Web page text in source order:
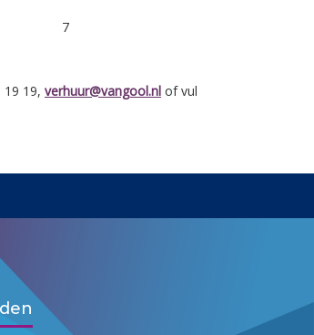
7
19, verhuur@vangool.nl of vul